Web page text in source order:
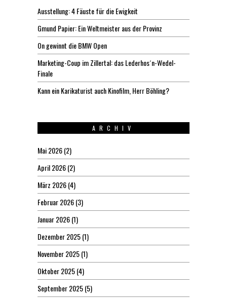
Ausstellung: 4 Fäuste für die Ewigkeit
Gmund Papier: Ein Weltmeister aus der Provinz
On gewinnt die BMW Open
Marketing-Coup im Zillertal: das Lederhos´n-Wedel-
Finale
Kann ein Karikaturist auch Kinofilm, Herr Böhling?
ARCHIV
Mai 2026(2)
April 2026(2)
März 2026(4)
Februar 2026(3)
Januar 2026(1)
Dezember 2025(1)
November 2025(1)
Oktober 2025(4)
September 2025(5)